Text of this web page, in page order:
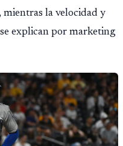
mientras la velocidad y
explican por marketing